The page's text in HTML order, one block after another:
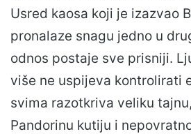
Usred kaosa koji je izazvao
pronalaze snagu jedno u
odnos postaje sve prisniji.
više ne uspijeva kontrolirati
svima razotkriva veliku
Pandorinu kutiju i